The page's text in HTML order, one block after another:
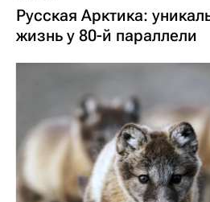
Русская Арктика:
жизнь у 80-й параллели